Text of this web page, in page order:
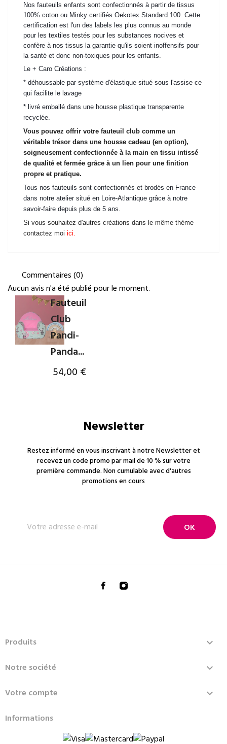
Nos fauteuils enfants sont confectionnés à partir de tissus
100% coton ou Minky certifiés Oekotex Standard 100. Cette
certification est l'un des labels les plus connus au monde
pour les textiles testés pour les substances nocives et
confère à nos tissus la garantie qu'ils soient inoffensifs pour
la santé et donc non-toxiques pour les enfants.
Le + Caro Créations :
* déhoussable par système d'élastique situé sous l'assise ce
qui facilite le lavage
* livré emballé dans une housse plastique transparente
recyclée.
Vous pouvez offrir votre fauteuil club comme un
véritable trésor dans une housse cadeau (en option),
soigneusement confectionnée à la main en tissu intissé
de qualité et fermée grâce à un lien pour une finition
propre et pratique.
Tous nos fauteuils sont confectionnés et brodés en France
dans notre atelier situé en Loire-Atlantique grâce à notre
savoir-faire depuis plus de 5 ans.
Si vous souhaitez d'autres créations dans le même thème
contactez moi ici.
Commentaires (0)
Aucun avis n'a été publié pour le moment.
Fauteuil
Club
Pandi-
Panda...
54,00 €
Newsletter
Restez informé en vous inscrivant à notre Newsletter et
recevez un code promo par mail de 10 % sur votre
première commande. Non cumulable avec d'autres
promotions en cours
Produits 
Notre société 
Votre compte 
Informations